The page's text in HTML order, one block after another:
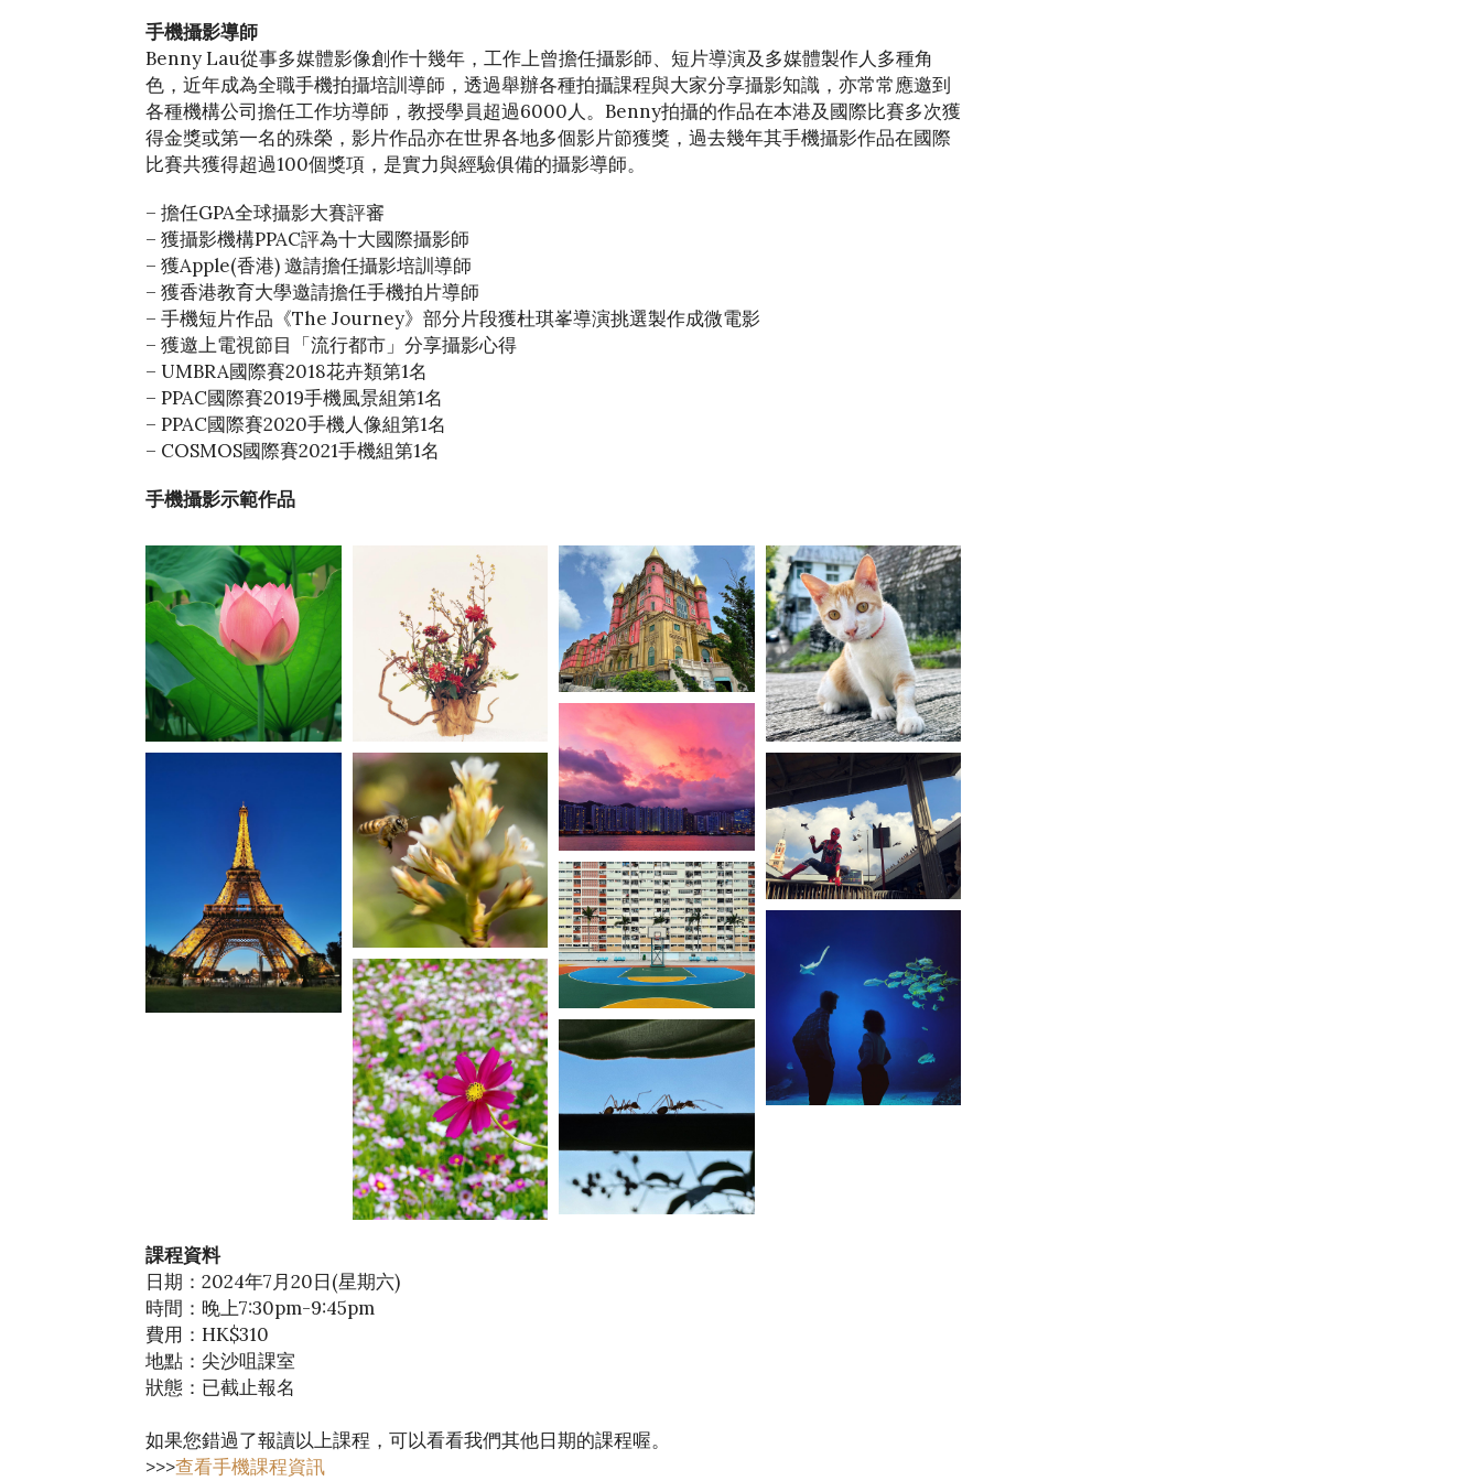
手機攝影導師
Benny Lau從事多媒體影像創作十幾年，工作上曾擔任攝影師、短片導演及多媒體製作人多種角
色，近年成為全職手機拍攝培訓導師，透過舉辦各種拍攝課程與大家分享攝影知識，亦常常應邀到
各種機構公司擔任工作坊導師，教授學員超過6000人。Benny拍攝的作品在本港及國際比賽多次獲
得金獎或第一名的殊榮，影片作品亦在世界各地多個影片節獲獎，過去幾年其手機攝影作品在國際
比賽共獲得超過100個獎項，是實力與經驗俱備的攝影導師。
– 擔任GPA全球攝影大賽評審
– 獲攝影機構PPAC評為十大國際攝影師
– 獲Apple(香港) 邀請擔任攝影培訓導師
– 獲香港教育大學邀請擔任手機拍片導師
– 手機短片作品《The Journey》部分片段獲杜琪峯導演挑選製作成微電影
– 獲邀上電視節目「流行都市」分享攝影心得
– UMBRA國際賽2018花卉類第1名
– PPAC國際賽2019手機風景組第1名
– PPAC國際賽2020手機人像組第1名
– COSMOS國際賽2021手機組第1名
手機攝影示範作品
課程資料
日期：2024年7月20日(星期六)
時間：晚上7:30pm-9:45pm
費用：HK$310
地點：尖沙咀課室
狀態：已截止報名
如果您錯過了報讀以上課程，可以看看我們其他日期的課程喔。
>>>查看手機課程資訊